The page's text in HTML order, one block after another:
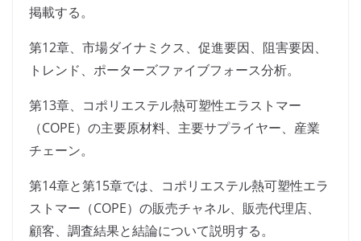
掲載する。
第12章、市場ダイナミクス、促進要因、阻害要因、
トレンド、ポーターズファイブフォース分析。
第13章、コポリエステル熱可塑性エラストマー
（COPE）の主要原材料、主要サプライヤー、産業
チェーン。
第14章と第15章では、コポリエステル熱可塑性エラ
ストマー（COPE）の販売チャネル、販売代理店、
顧客、調査結果と結論について説明する。